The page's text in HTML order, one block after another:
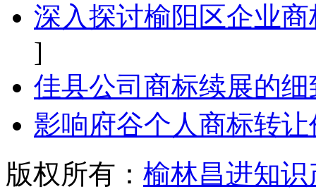
深入探讨榆阳区企业
]
佳县公司商标续展的
影响府谷个人商标转
版权所有： 榆林昌进知